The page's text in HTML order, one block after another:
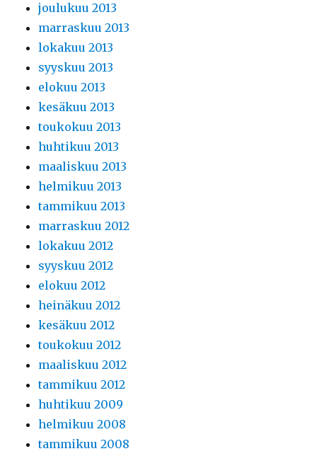
joulukuu 2013
marraskuu 2013
lokakuu 2013
syyskuu 2013
elokuu 2013
kesäkuu 2013
toukokuu 2013
huhtikuu 2013
maaliskuu 2013
helmikuu 2013
tammikuu 2013
marraskuu 2012
lokakuu 2012
syyskuu 2012
elokuu 2012
heinäkuu 2012
kesäkuu 2012
toukokuu 2012
maaliskuu 2012
tammikuu 2012
huhtikuu 2009
helmikuu 2008
tammikuu 2008